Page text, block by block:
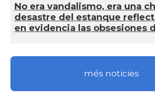
No era vandalismo, era una
desastre del estanque
en evidencia las obsesiones
més noticies